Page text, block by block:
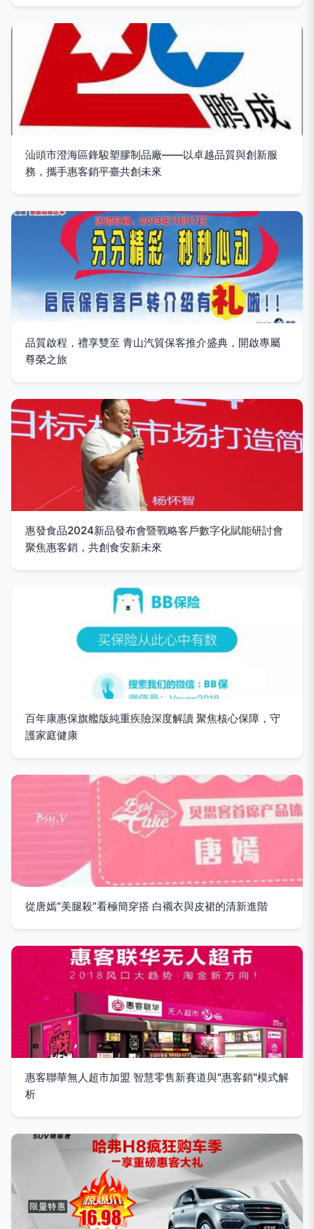
汕頭市澄海區鋒駿塑膠制品廠——以卓越品質與創新服
務，攜手惠客銷平臺共創未來
品質啟程，禮享雙至 青山汽貿保客推介盛典，開啟專屬
尊榮之旅
惠發食品2024新品發布會暨戰略客戶數字化賦能研討會
聚焦惠客銷，共創食安新未來
百年康惠保旗艦版純重疾險深度解讀 聚焦核心保障，守
護家庭健康
從唐嫣“美腿殺”看極簡穿搭 白襯衣與皮裙的清新進階
惠客聯華無人超市加盟 智慧零售新賽道與"惠客銷"模式解
析